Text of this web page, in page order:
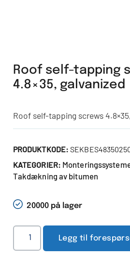
Roof self-tapping
4.8×35, galvanized
Roof self-tapping screws
PRODUKTKODE:
KATEGORIER:
Takdækning av bitumen
20000 på lager
Legg til